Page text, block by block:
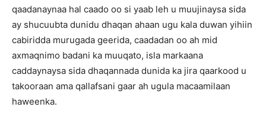
qaadanaynaa hal caado oo si yaab leh u muujinaysa sida
ay shucuubta dunidu dhaqan ahaan ugu kala duwan yihiin
cabiridda murugada geerida, caadadan oo ah mid
axmaqnimo badani ka muuqato, isla markaana
caddaynaysa sida dhaqannada dunida ka jira qaarkood u
takooraan ama qallafsani gaar ah ugula macaamilaan
haweenka.